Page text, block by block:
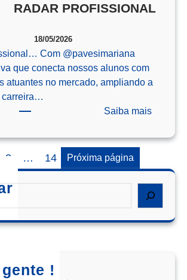
RADAR PROFISSIONAL
18/05/2026
Com @‌pavesimariana
que conecta nossos alunos com
atuantes no mercado, ampliando a
carreira…
Saiba mais:
3 … 14 Próxima página
!